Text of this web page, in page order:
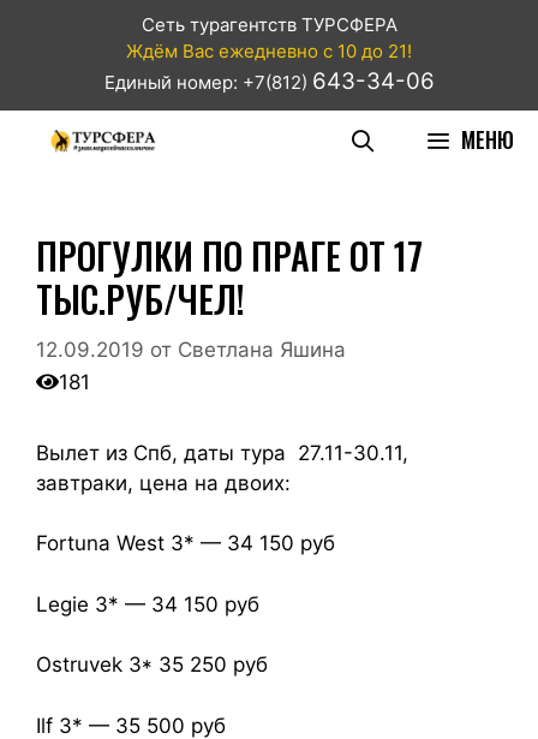
Сеть турагентств ТУРСФЕРА
Ждём Вас ежедневно с 10 до 21!
Единый номер: +7(812) 643-34-06
МЕНЮ
ПРОГУЛКИ ПО ПРАГЕ ОТ 17
ТЫС.РУБ/ЧЕЛ!
12.09.2019 от Светлана Яшина
181
Вылет из Спб, даты тура 27.11-30.11,
завтраки, цена на двоих:
Fortuna West 3* — 34 150 руб
Legie 3* — 34 150 руб
Ostruvek 3* 35 250 руб
Ilf 3* — 35 500 руб